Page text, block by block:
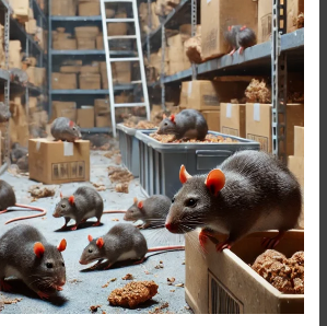
الأقرب
اليك